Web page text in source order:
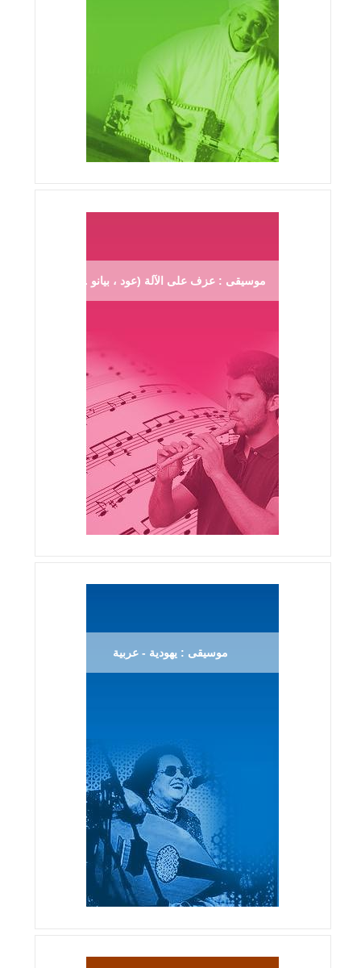
موسيقى : عزف على الآلة (عود ، بيانو ...)
موسيقى : يهودية - عربية